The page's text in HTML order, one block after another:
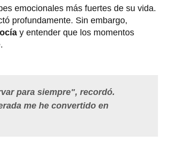
emocionales más fuertes de su vida.
profundamente. Sin embargo,
y entender que los momentos
para siempre", recordó.
me he convertido en